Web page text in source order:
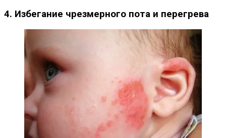
4. Избегание чрезмерного пота и перегрева